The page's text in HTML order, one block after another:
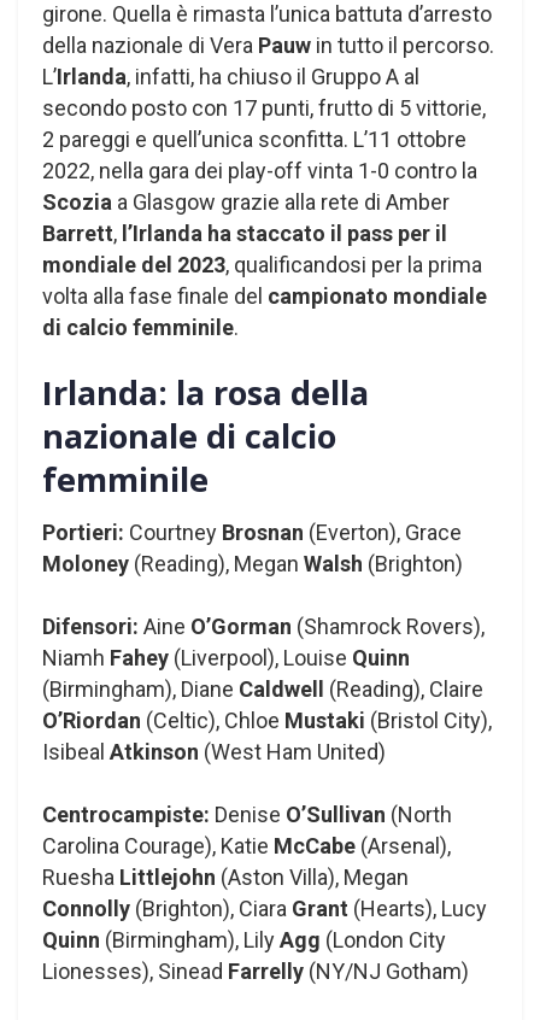
girone. Quella è rimasta l’unica battuta d’arresto
della nazionale di Vera Pauw in tutto il percorso.
L’Irlanda, infatti, ha chiuso il Gruppo A al
secondo posto con 17 punti, frutto di 5 vittorie,
2 pareggi e quell’unica sconfitta. L’11 ottobre
2022, nella gara dei play-off vinta 1-0 contro la
Scozia a Glasgow grazie alla rete di Amber
Barrett, l’Irlanda ha staccato il pass per il
mondiale del 2023, qualificandosi per la prima
volta alla fase finale del campionato mondiale
di calcio femminile.
Irlanda: la rosa della
nazionale di calcio
femminile
Portieri: Courtney Brosnan (Everton), Grace
Moloney (Reading), Megan Walsh (Brighton)
Difensori: Aine O’Gorman (Shamrock Rovers),
Niamh Fahey (Liverpool), Louise Quinn
(Birmingham), Diane Caldwell
(Reading), Claire
O’Riordan (Celtic), Chloe Mustaki (Bristol City),
Isibeal Atkinson (West Ham United)
Centrocampiste: Denise O’Sullivan (North
Carolina Courage), Katie McCabe (Arsenal),
Ruesha Littlejohn (Aston Villa), Megan
Connolly (Brighton), Ciara Grant (Hearts), Lucy
Quinn (Birmingham), LilyAgg (London City
Lionesses), Sinead Farrelly (NY/NJ Gotham)